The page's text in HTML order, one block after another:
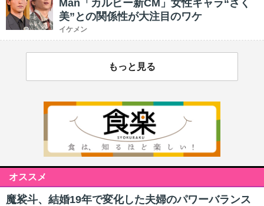
Man「カルビー新CM」女性キャラ“さく
美”との関係性が大注目のワケ
イケメン
もっと見る
オススメ
魔裟斗、結婚19年で変化した夫婦のパワーバランス